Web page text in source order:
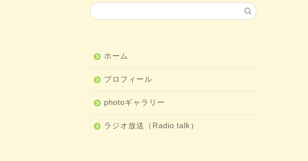
ホーム
プロフィール
photoギャラリー
ラジオ放送（Radio talk）